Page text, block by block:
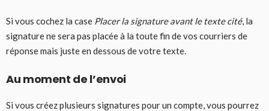
Si vous cochez la case Placer la signature avant le texte cité, la
signature ne sera pas placée à la toute fin de vos courriers de
réponse mais juste en dessous de votre texte.
Au moment de l’envoi
Si vous créez plusieurs signatures pour un compte, vous pourrez